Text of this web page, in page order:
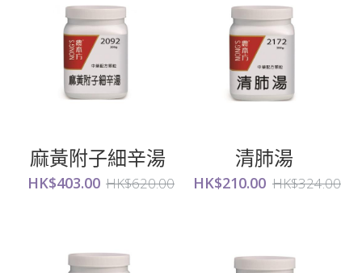
麻黃附子細辛湯
HK$403.00 HK$620.00
清肺湯
HK$210.00 HK$324.00